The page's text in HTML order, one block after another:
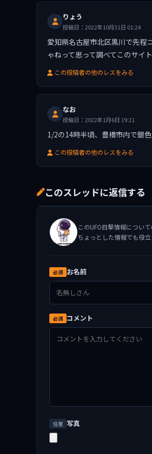
りょう
投稿日：2022年10月31日 01:24
愛知県名古屋市北区黒川で先程
ゃねって思って調べてこのサイ
この投稿者の他のレスをみる
なお
投稿日：2022年1月6日 19:21
1/2の14時半頃、豊橋市内で銀
この投稿者の他のレスをみる
このスレッドに返信する
このUFO目撃情報につい
ちょっとした情報でも役立
必須 お名前
必須 コメント
任意 写真